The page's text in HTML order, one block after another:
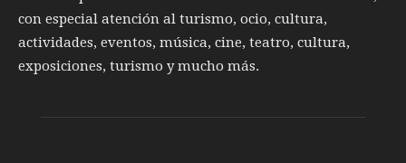
con especial atención al turismo, ocio, cultura,
actividades, eventos, música, cine, teatro, cultura,
exposiciones, turismo y mucho más.